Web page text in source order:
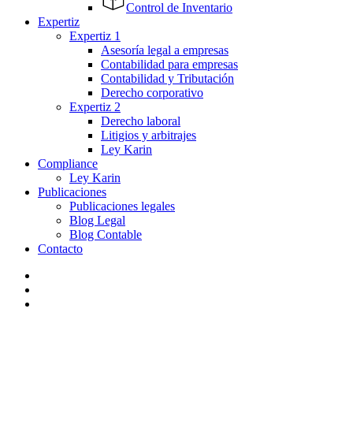
Control de Inventario
Expertiz
Expertiz 1
Asesoría legal a empresas
Contabilidad para empresas
Contabilidad y Tributación
Derecho corporativo
Expertiz 2
Derecho laboral
Litigios y arbitrajes
Ley Karin
Compliance
Ley Karin
Publicaciones
Publicaciones legales
Blog Legal
Blog Contable
Contacto